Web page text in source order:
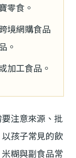
零食。
境網購食品
。
加工食品。
注意來源、批
孩子常見的飲
糊與副食品常